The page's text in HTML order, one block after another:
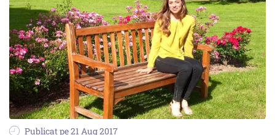
Publicat pe 21 Aug 2017